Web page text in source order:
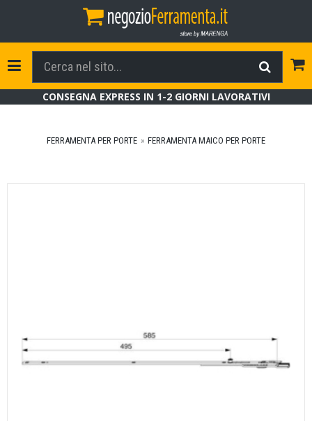
Toggle Navigation
CONSEGNA EXPRESS IN 1-2 GIORNI LAVORATIVI
FERRAMENTA PER PORTE FERRAMENTA MAICO PER PORTE